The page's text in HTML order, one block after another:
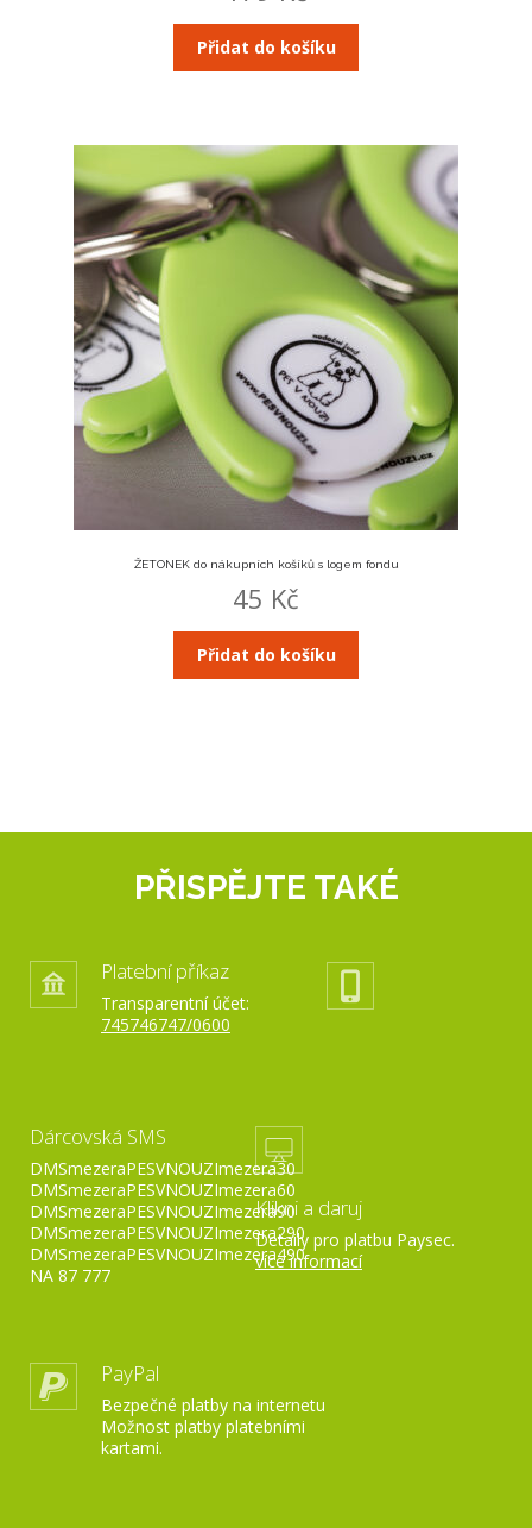
Přidat do košíku
ŽETONEK do nákupních košíků s logem fondu
45 Kč
Přidat do košíku
PŘISPĚJTE TAKÉ
Platební příkaz
Transparentní účet:
745746747/0600
Dárcovská SMS
DMSmezeraPESVNOUZImezera30
DMSmezeraPESVNOUZImezera60
DMSmezeraPESVNOUZImezera90
DMSmezeraPESVNOUZImezera290
DMSmezeraPESVNOUZImezera490
NA 87 777
Klikni a daruj
Detaily pro platbu Paysec.
více informací
PayPal
Bezpečné platby na internetu
Možnost platby platebními
kartami.